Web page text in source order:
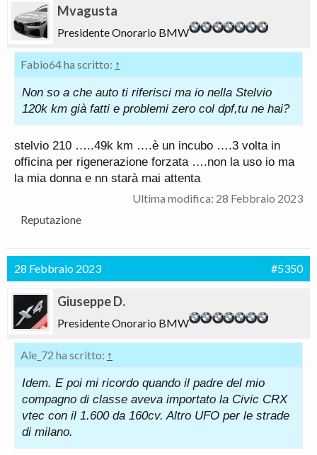
Mvagusta
Presidente Onorario BMW
Fabio64 ha scritto: ↑
Non so a che auto ti riferisci ma io nella Stelvio
120k km già fatti e problemi zero col dpf,tu ne hai?
stelvio 210 …..49k km ….è un incubo ….3 volta in
officina per rigenerazione forzata ….non la uso io ma
la mia donna e nn starà mai attenta
Ultima modifica: 28 Febbraio 2023
Reputazione
28 Febbraio 2023 #5350
Giuseppe D.
Presidente Onorario BMW
Ale_72 ha scritto: ↑
Idem. E poi mi ricordo quando il padre del mio
compagno di classe aveva importato la Civic CRX
vtec con il 1.600 da 160cv. Altro UFO per le strade
di milano.